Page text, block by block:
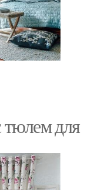
для